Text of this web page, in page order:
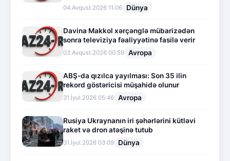
04.Avqust.2026 11:06 Dünya
Davina Makkol xərçənglə mübarizədən
sonra televiziya fəaliyyətinə fasilə verir
03.Avqust.2026 00:59 Avropa
ABŞ-da qızılca yayılması: Son 35 ilin
rekord göstəricisi müşahidə olunur
31.İyul.2026 05:46 Avropa
Rusiya Ukraynanın iri şəhərlərini kütləvi
raket və dron atəşinə tutub
31.İyul.2026 03:09 Dünya